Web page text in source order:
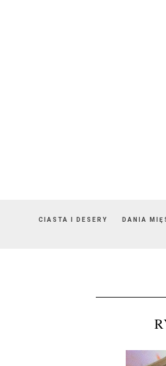
CIASTA I DESERY DANIA